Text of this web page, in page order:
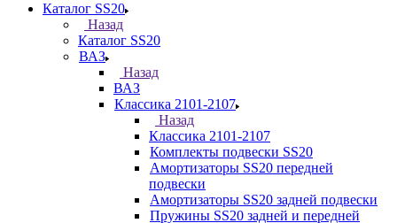
Каталог SS20
Назад
Каталог SS20
ВАЗ
Назад
ВАЗ
Классика 2101-2107
Назад
Классика 2101-2107
Комплекты подвески SS20
Амортизаторы SS20 передней
подвески
Амортизаторы SS20 задней подвески
Пружины SS20 задней и передней